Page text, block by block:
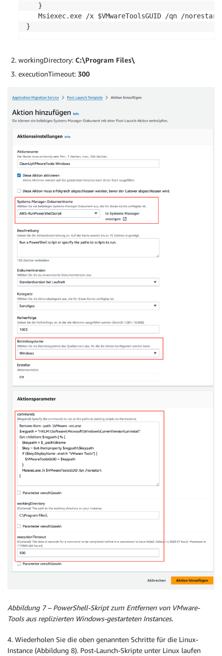
   }
Msiexec.exe /x $VMwareToolsGUID /qn /
}
workingDirectory: C:\Program Files\
executionTimeout: 300
Abbildung 7 – PowerShell-Skript zum Entfernen von VMware-
Tools aus replizierten Windows-gestarteten Instances.
4. Wiederholen Sie die oben genannten Schritte für die Linux-
Instance (Abbildung 8). Post-Launch-Skripte unter Linux laufen